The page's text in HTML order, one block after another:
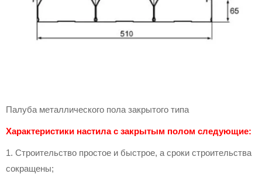
Палуба металлического пола закрытого типа
Характеристики настила с закрытым полом следующие:
1. Строительство простое и быстрое, а сроки строительства
сокращены;